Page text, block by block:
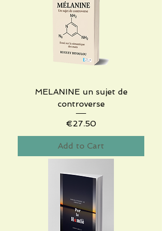
MELANINE un sujet de
controverse
Price
€27.50
Add to Cart